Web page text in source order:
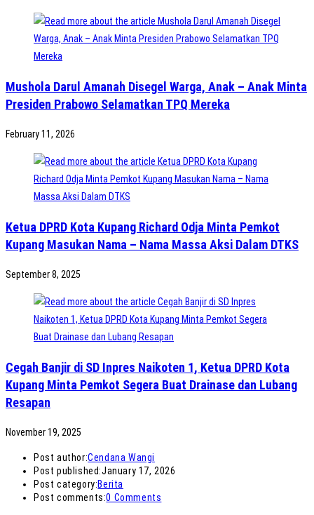
Mushola Darul Amanah Disegel Warga, Anak – Anak Minta
Presiden Prabowo Selamatkan TPQ Mereka
February 11, 2026
Ketua DPRD Kota Kupang Richard Odja Minta Pemkot
Kupang Masukan Nama – Nama Massa Aksi Dalam DTKS
September 8, 2025
Cegah Banjir di SD Inpres Naikoten 1, Ketua DPRD Kota
Kupang Minta Pemkot Segera Buat Drainase dan Lubang
Resapan
November 19, 2025
Post author:Cendana Wangi
Post published:January 17, 2026
Post category:Berita
Post comments:0 Comments